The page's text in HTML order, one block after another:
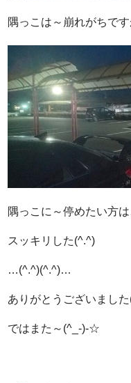
隅っこは～崩れがちで
隅っこに～停めたい方
スッキリした(^.^)
…(^.^)(^.^)…
ありがとうございまし
ではまた～(^_-)-☆